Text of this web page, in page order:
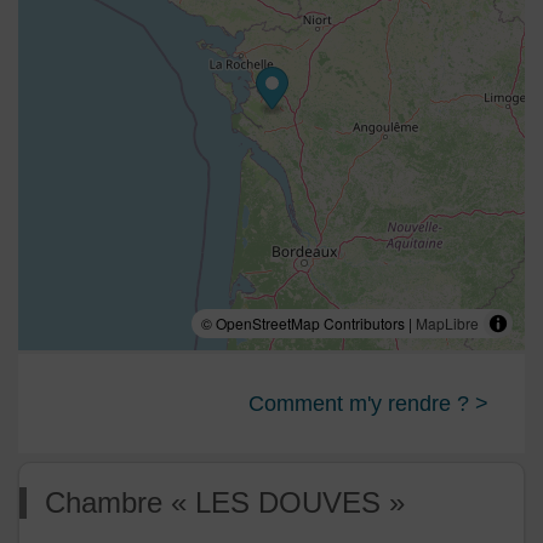
Un parcours Térra aventuraà Pont l’Abbé
d’Arnoult et à proximité sur le territoire ( Port
d'Envaux, Saintes...)
Des commerces de proximité
© OpenStreetMap Contributors | MapLibre
Comment m'y rendre ? >
Chambre « LES DOUVES »